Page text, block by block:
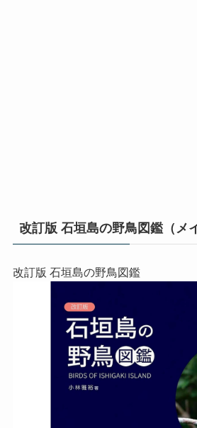
改訂版 石垣島の野鳥図鑑（メ
改訂版 石垣島の野鳥図鑑